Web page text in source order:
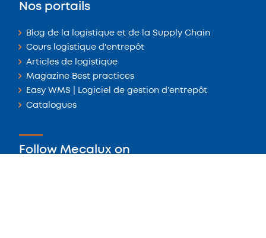
Nos portails
Blog de la logistique et de la Supply Chain
Cours logistique d'entrepôt
Articles de logistique
Magazine Best practices
Easy WMS | Logiciel de gestion d’entrepôt
Catalogues
Follow Mecalux on